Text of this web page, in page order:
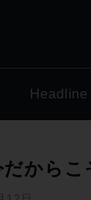
Headline
からこ